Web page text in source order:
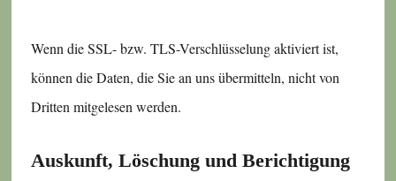
Wenn die SSL- bzw. TLS-Verschlüsselung aktiviert ist,
können die Daten, die Sie an uns übermitteln, nicht von
Dritten mitgelesen werden.
Auskunft, Löschung und Berichtigung